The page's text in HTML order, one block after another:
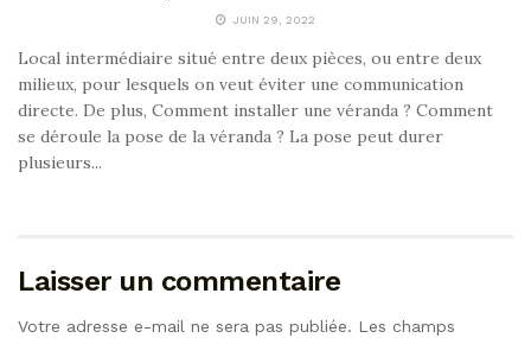
JUIN 29, 2022
Local intermédiaire situé entre deux pièces, ou entre deux
milieux, pour lesquels on veut éviter une communication
directe. De plus, Comment installer une véranda ? Comment
se déroule la pose de la véranda ? La pose peut durer
plusieurs...
Laisser un commentaire
Votre adresse e-mail ne sera pas publiée. Les champs